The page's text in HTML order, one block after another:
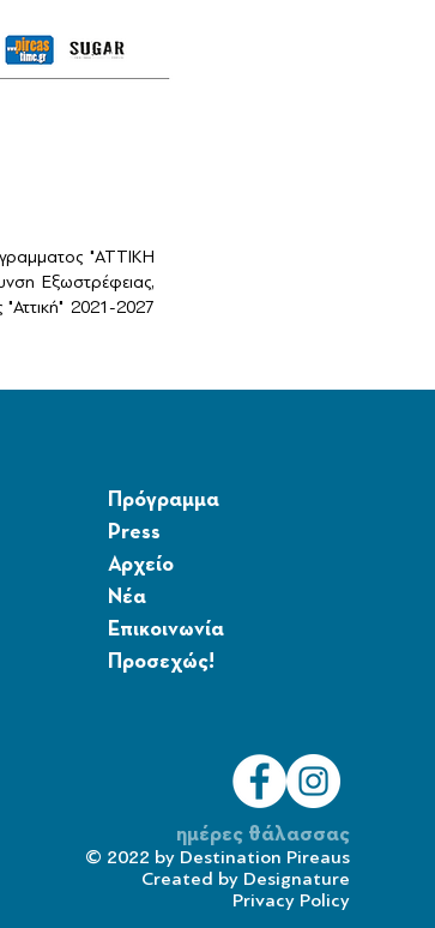
"ΑΤΤΙΚΗ
Εξωστρέφειας,
2021-2027
Πρόγραμμα
Press
Αρχείο
Νέα
Επικοινωνία
Προσεχώς!
ημέρες θάλασσας
© 2022 by Destination Pireaus
Created by Designature
Privacy Policy